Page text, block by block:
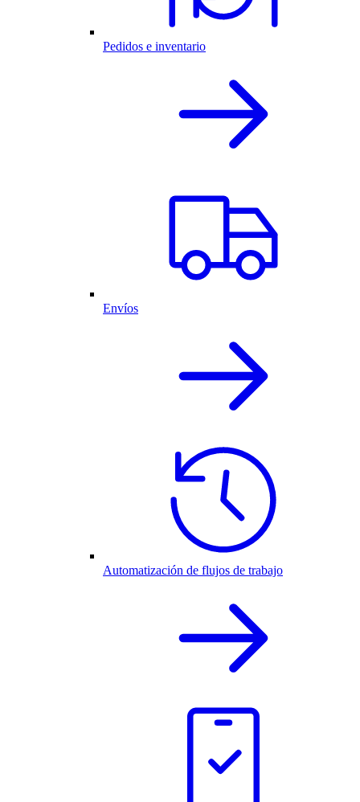
Pedidos e inventario
Envíos
Automatización de flujos de trabajo